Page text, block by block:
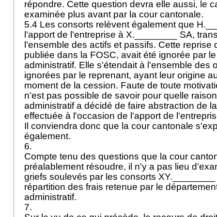
répondre. Cette question devra elle aussi, le
examinée plus avant par la cour cantonale.
5.4 Les consorts relèvent également que
l'apport de l'entreprise à X.________ SA,
l'ensemble des actifs et passifs. Cette reprise
publiée dans la FOSC, avait été ignorée par
administratif. Elle s'étendait à l'ensemble des
ignorées par le reprenant, ayant leur origine
moment de la cession. Faute de toute
n'est pas possible de savoir pour quelle
administratif a décidé de faire abstraction de
effectuée à l'occasion de l'apport de
Il conviendra donc que la cour cantonale
également.
6.
Compte tenu des questions que la cour
préalablement résoudre, il n'y a pas lieu
griefs soulevés par les consorts
répartition des frais retenue par le
administratif.
7.